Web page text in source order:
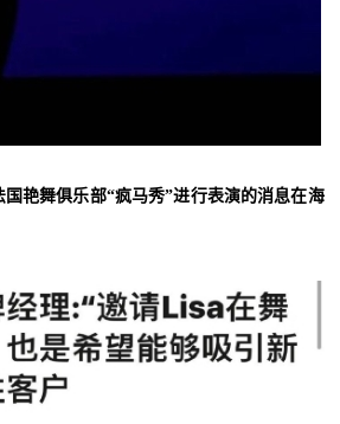
艳舞俱乐部“疯马秀”进行表演的消息在海